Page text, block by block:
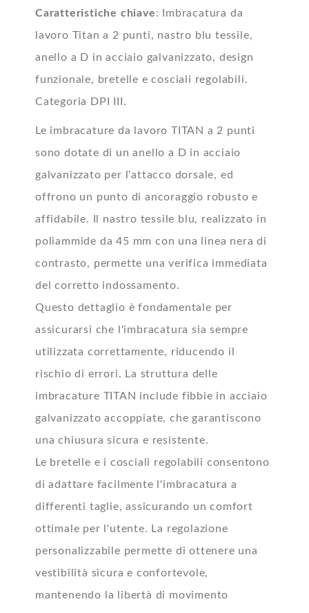
Caratteristiche chiave: Imbracatura da
lavoro Titan a 2 punti, nastro blu tessile,
anello a D in acciaio galvanizzato, design
funzionale, bretelle e cosciali regolabili.
Categoria DPI III.
Le imbracature da lavoro TITAN a 2 punti
sono dotate di un anello a D in acciaio
galvanizzato per l'attacco dorsale, ed
offrono un punto di ancoraggio robusto e
affidabile. Il nastro tessile blu, realizzato in
poliammide da 45 mm con una linea nera di
contrasto, permette una verifica immediata
del corretto indossamento.
Questo dettaglio è fondamentale per
assicurarsi che l'imbracatura sia sempre
utilizzata correttamente, riducendo il
rischio di errori. La struttura delle
imbracature TITAN include fibbie in acciaio
galvanizzato accoppiate, che garantiscono
una chiusura sicura e resistente.
Le bretelle e i cosciali regolabili consentono
di adattare facilmente l'imbracatura a
differenti taglie, assicurando un comfort
ottimale per l'utente. La regolazione
personalizzabile permette di ottenere una
vestibilità sicura e confortevole,
mantenendo la libertà di movimento